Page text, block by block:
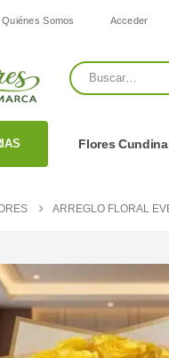
Quiénes Somos Acceder
Flores
ARREGLO FLORAL